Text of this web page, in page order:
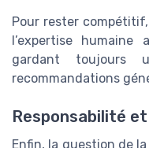
Pour rester
l’expertise humaine
gardant toujours
recommandations
Responsabilité
Enfin, la question de